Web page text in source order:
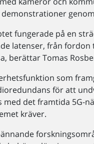
fungerade på en
latenser, från
berättar Tomas
som
för att
det framtida 5G-
kräver.